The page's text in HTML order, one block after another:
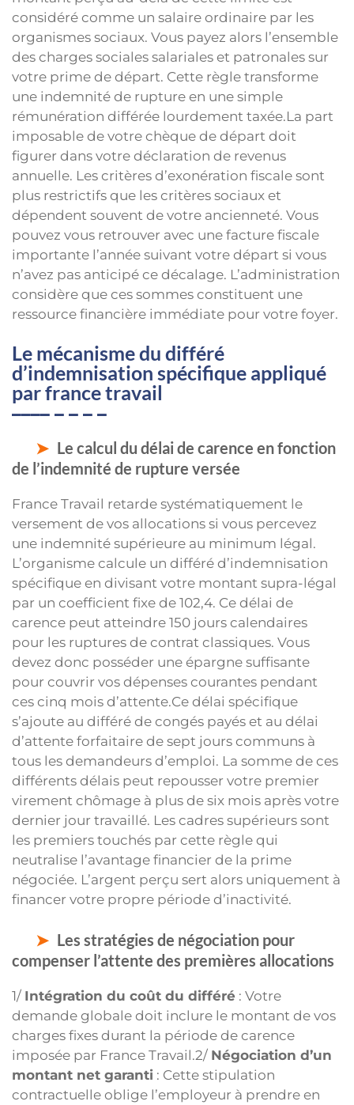
considéré comme un salaire ordinaire par les
organismes sociaux. Vous payez alors l’ensemble
des charges sociales salariales et patronales sur
votre prime de départ. Cette règle transforme
une indemnité de rupture en une simple
rémunération différée lourdement taxée.La part
imposable de votre chèque de départ doit
figurer dans votre déclaration de revenus
annuelle. Les critères d’exonération fiscale sont
plus restrictifs que les critères sociaux et
dépendent souvent de votre ancienneté. Vous
pouvez vous retrouver avec une facture fiscale
importante l’année suivant votre départ si vous
n’avez pas anticipé ce décalage. L’administration
considère que ces sommes constituent une
ressource financière immédiate pour votre foyer.
Le mécanisme du différé
d’indemnisation spécifique appliqué
par france travail
Le calcul du délai de carence en fonction
de l’indemnité de rupture versée
France Travail retarde systématiquement le
versement de vos allocations si vous percevez
une indemnité supérieure au minimum légal.
L’organisme calcule un différé d’indemnisation
spécifique en divisant votre montant supra-légal
par un coefficient fixe de 102,4. Ce délai de
carence peut atteindre 150 jours calendaires
pour les ruptures de contrat classiques. Vous
devez donc posséder une épargne suffisante
pour couvrir vos dépenses courantes pendant
ces cinq mois d’attente.Ce délai spécifique
s’ajoute au différé de congés payés et au délai
d’attente forfaitaire de sept jours communs à
tous les demandeurs d’emploi. La somme de ces
différents délais peut repousser votre premier
virement chômage à plus de six mois après votre
dernier jour travaillé. Les cadres supérieurs sont
les premiers touchés par cette règle qui
neutralise l’avantage financier de la prime
négociée. L’argent perçu sert alors uniquement à
financer votre propre période d’inactivité.
Les stratégies de négociation pour
compenser l’attente des premières allocations
1/ Intégration du coût du différé : Votre
demande globale doit inclure le montant de vos
charges fixes durant la période de carence
imposée par France Travail.2/ Négociation d’un
montant net garanti : Cette stipulation
contractuelle oblige l’employeur à prendre en